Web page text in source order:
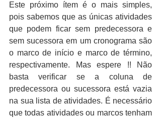
Este próximo ítem é o mais simples,
pois sabemos que as únicas atividades
que podem ficar sem predecessora e
sem sucessora em um cronograma são
o marco de início e marco de término,
respectivamente. Mas espere !! Não
basta verificar se a coluna de
predecessora ou sucessora está vazia
na sua lista de atividades. É necessário
que todas atividades ou marcos tenham